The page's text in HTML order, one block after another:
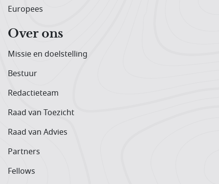
Europees
Over ons
Missie en doelstelling
Bestuur
Redactieteam
Raad van Toezicht
Raad van Advies
Partners
Fellows